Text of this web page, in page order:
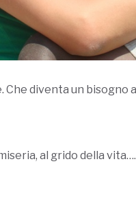
diventa un bisogno
al grido della vita….